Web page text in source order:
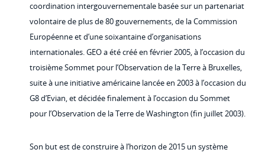
coordination intergouvernementale basée sur un partenariat
volontaire de plus de 80 gouvernements, de la Commission
Européenne et d’une soixantaine d’organisations
internationales. GEO a été créé en février 2005, à l’occasion du
troisième Sommet pour l’Observation de la Terre à Bruxelles,
suite à une initiative américaine lancée en 2003 à l’occasion du
G8 d’Evian, et décidée finalement à l’occasion du Sommet
pour l’Observation de la Terre de Washington (fin juillet 2003).
Son but est de construire à l’horizon de 2015 un système